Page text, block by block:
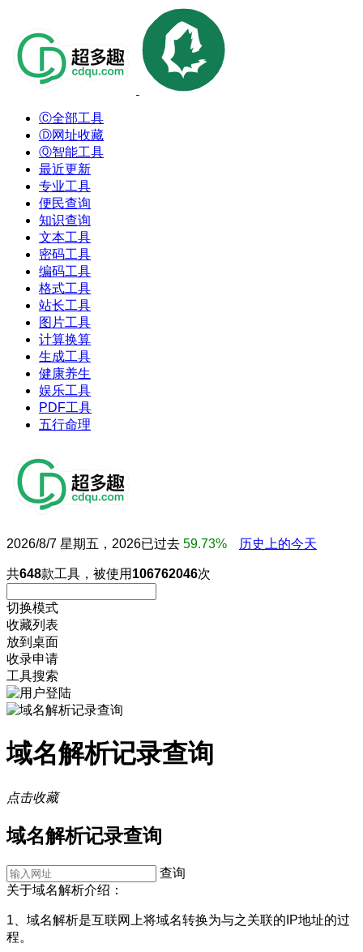
Ⓒ全部工具
Ⓓ网址收藏
Ⓠ智能工具
最近更新
专业工具
便民查询
知识查询
文本工具
密码工具
编码工具
格式工具
站长工具
图片工具
计算换算
生成工具
健康养生
娱乐工具
PDF工具
五行命理
2026/8/7 星期五，2026已过去 59.73% 历史上的今天
共648款工具，被使用 106762046次
切换模式
收藏列表
放到桌面
收录申请
工具搜索
域名解析记录查询
点击收藏
域名解析记录查询
查询
关于域名解析介绍：
1、域名解析是互联网上将域名转换为与之关联的IP地址的过
程。